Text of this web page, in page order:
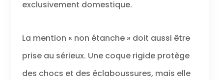
exclusivement domestique.
La mention « non étanche » doit aussi être
prise au sérieux. Une coque rigide protège
des chocs et des éclaboussures, mais elle